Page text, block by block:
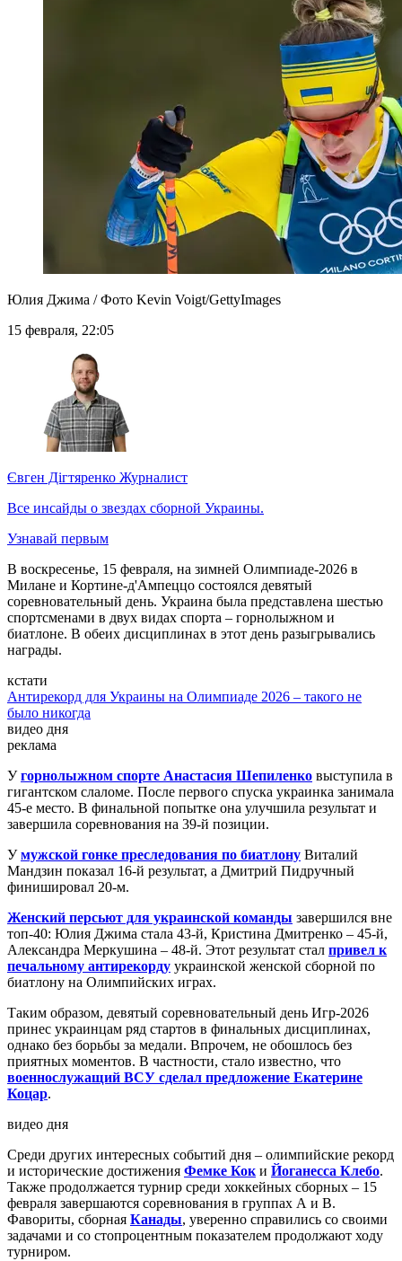
Юлия Джима / Фото Kevin Voigt/GettyImages
15 февраля, 22:05
Євген Дігтяренко Журналист
Все инсайды о звездах сборной Украины.
Узнавай первым
В воскресенье, 15 февраля, на зимней Олимпиаде-2026 в
Милане и Кортине-д'Ампеццо состоялся девятый
соревновательный день. Украина была представлена шестью
спортсменами в двух видах спорта – горнолыжном и
биатлоне. В обеих дисциплинах в этот день разыгрывались
награды.
кстати
Антирекорд для Украины на Олимпиаде 2026 – такого не
было никогда
видео дня
реклама
Угорнолыжном спорте Анастасия Шепиленко выступила в
гигантском слаломе. После первого спуска украинка занимала
45-е место. В финальной попытке она улучшила результат и
завершила соревнования на 39-й позиции.
Умужской гонке преследования по биатлону Виталий
Мандзин показал 16-й результат, а Дмитрий Пидручный
финишировал 20-м.
Женский персьют для украинской команды завершился вне
топ-40: Юлия Джима стала 43-й, Кристина Дмитренко – 45-й,
Александра Меркушина – 48-й. Этот результат стал привел к
печальному антирекорду украинской женской сборной по
биатлону на Олимпийских играх.
Таким образом, девятый соревновательный день Игр-2026
принес украинцам ряд стартов в финальных дисциплинах,
однако без борьбы за медали. Впрочем, не обошлось без
приятных моментов. В частности, стало известно, что
военнослужащий ВСУ сделал предложение Екатерине
Коцар.
видео дня
Среди других интересных событий дня – олимпийские рекорд
и исторические достижения Фемке Коки Йоганесса Клебо.
Также продолжается турнир среди хоккейных сборных – 15
февраля завершаются соревнования в группах А и B.
Фавориты, сборная Канады, уверенно справились со своими
задачами и со стопроцентным показателем продолжают ходу
турниром.